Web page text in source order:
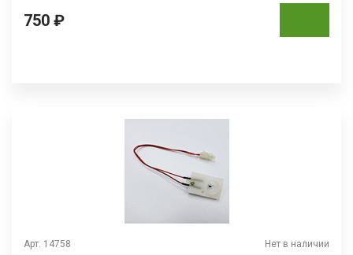
750 ₽
Арт. 14758 Нет в наличии